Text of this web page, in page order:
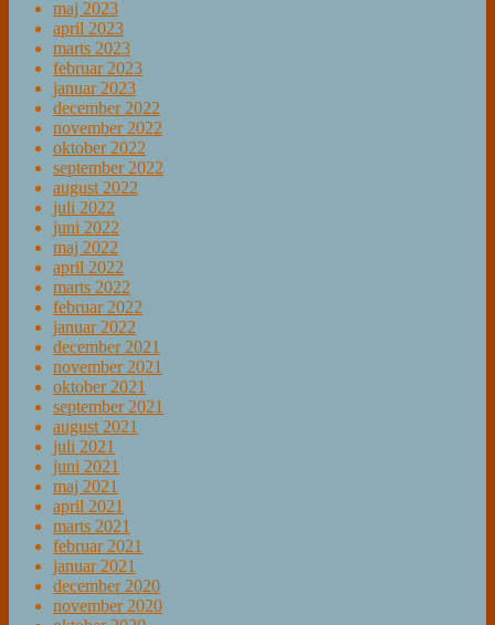
maj 2023
april 2023
marts 2023
februar 2023
januar 2023
december 2022
november 2022
oktober 2022
september 2022
august 2022
juli 2022
juni 2022
maj 2022
april 2022
marts 2022
februar 2022
januar 2022
december 2021
november 2021
oktober 2021
september 2021
august 2021
juli 2021
juni 2021
maj 2021
april 2021
marts 2021
februar 2021
januar 2021
december 2020
november 2020